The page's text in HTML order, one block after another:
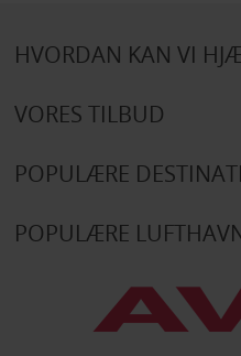
HVORDAN KAN VI
VORES TILBUD
POPULÆRE
POPULÆRE